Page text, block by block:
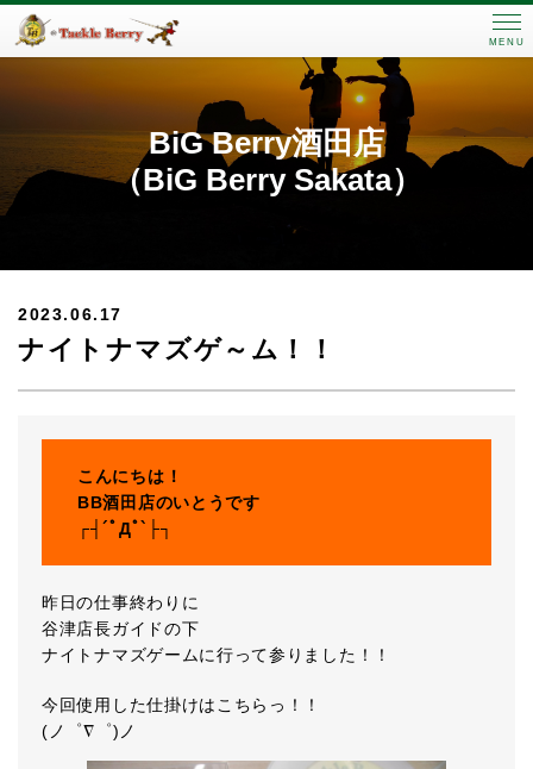
MENU
BiG Berry酒田店
（BiG Berry Sakata）
2023.06.17
ナイトナマズゲ～ム！！
こんにちは！
BB酒田店のいとうです
┌┤´ﾟДﾟ`├┐
昨日の仕事終わりに
谷津店長ガイドの下
ナイトナマズゲームに行って参りました！！
今回使用した仕掛けはこちらっ！！
(ノ゜∇゜)ノ